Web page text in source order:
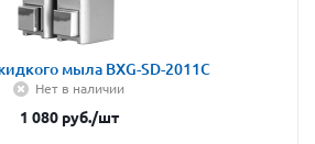
мыла BXG-SD-2011C
Нет в наличии
1 080руб./шт